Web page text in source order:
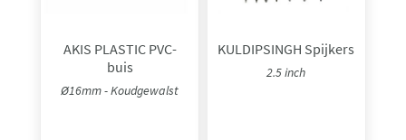
AKIS PLASTIC PVC-
buis
Ø16mm - Koudgewalst
KULDIPSINGH Spijkers
2.5 inch